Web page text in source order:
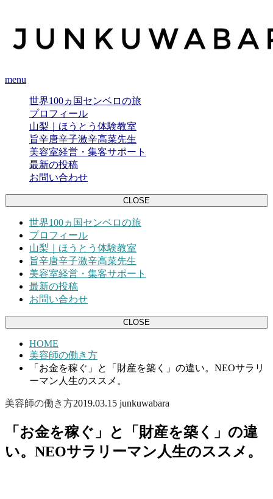
menu
世界100ヵ国センベロの旅
プロフィール
山梨｜ほうとう体験教室
旨辛唐辛子激辛高菜先生
美容室経営・集客サポート
最新の投稿
お問い合わせ
CLOSE
世界100ヵ国センベロの旅
プロフィール
山梨｜ほうとう体験教室
旨辛唐辛子激辛高菜先生
美容室経営・集客サポート
最新の投稿
お問い合わせ
CLOSE
HOME
美容師の働き方
「お金を稼ぐ」と「財産を築く」の違い。NEOサラリ
ーマン人生のススメ。
美容師の働き方2019.03.15 junkuwabara
「お金を稼ぐ」と「財産を築く」の違
い。NEOサラリーマン人生のススメ。